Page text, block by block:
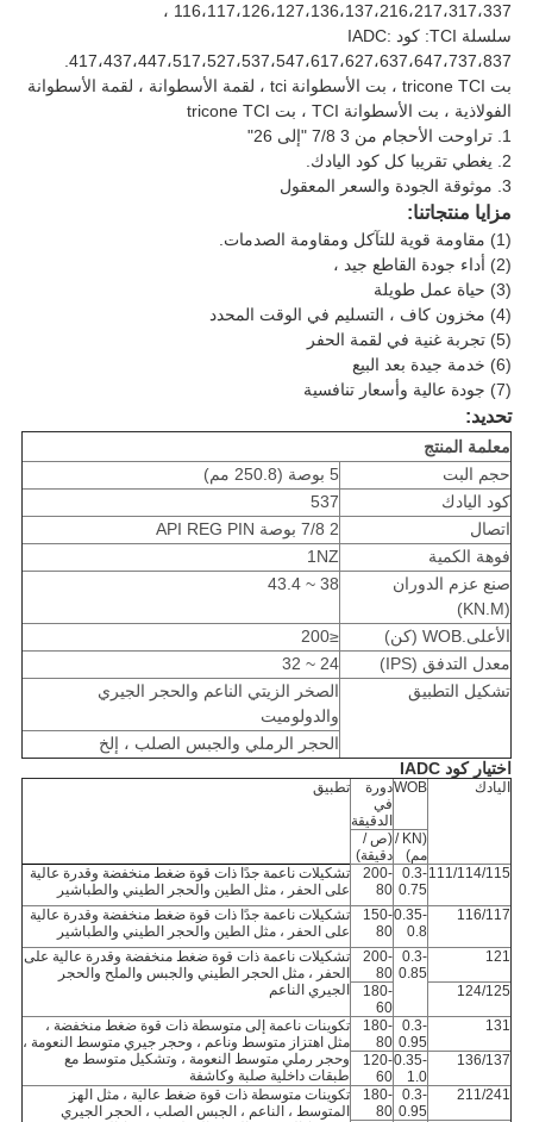
116،117،126،127،136،137،216،217،317،337 ،
سلسلة TCI: كود IADC:
417،437،447،517،527،537،547،617،627،637،647،737،837.
بت tricone TCI ، بت الأسطوانة tci ، لقمة الأسطوانة ، لقمة الأسطوانة
الفولاذية ، بت الأسطوانة TCI ، بت tricone TCI
1. تراوحت الأحجام من 3 7/8 "إلى 26"
2. يغطي تقريبا كل كود اليادك.
3. موثوقة الجودة والسعر المعقول
مزايا منتجاتنا:
(1) مقاومة قوية للتآكل ومقاومة الصدمات.
(2) أداء جودة القاطع جيد ،
(3) حياة عمل طويلة
(4) مخزون كاف ، التسليم في الوقت المحدد
(5) تجربة غنية في لقمة الحفر
(6) خدمة جيدة بعد البيع
(7) جودة عالية وأسعار تنافسية
تحديد:
معلمة المنتج
حجم البت
5 بوصة (250.8 مم)
كود اليادك
537
اتصال
2 7/8 بوصة API REG PIN
فوهة الكمية
1NZ
صنع عزم الدوران
(KN.M)
38 ~ 43.4
الأعلى.WOB (كن)
≤200
معدل التدفق (IPS)
24 ~ 32
تشكيل التطبيق
الصخر الزيتي الناعم والحجر الجيري
والدولوميت
الحجر الرملي والجبس الصلب ، إلخ
اختيار كود IADC
اليادك WOBدورة
في
الدقيقة
تطبيق
(KN /
مم)
(ص /
دقيقة)
111/114/115
0.3-
0.75
200-
80
تشكيلات ناعمة جدًا ذات قوة ضغط منخفضة وقدرة عالية
على الحفر ، مثل الطين والحجر الطيني والطباشير
116/117
0.35-
0.8
150-
80
تشكيلات ناعمة جدًا ذات قوة ضغط منخفضة وقدرة عالية
على الحفر ، مثل الطين والحجر الطيني والطباشير
121
0.3-
0.85
200-
80
تشكيلات ناعمة ذات قوة ضغط منخفضة وقدرة عالية على
الحفر ، مثل الحجر الطيني والجبس والملح والحجر
الجيري الناعم
124/125
180-
60
131
0.3-
0.95
180-
80
تكوينات ناعمة إلى متوسطة ذات قوة ضغط منخفضة ،
مثل اهتزاز متوسط ​​وناعم ، وحجر جيري متوسط ​​النعومة ،
وحجر رملي متوسط ​​النعومة ، وتشكيل متوسط ​​مع
طبقات داخلية صلبة وكاشفة
136/137
0.35-
1.0
120-
60
211/241
0.3-
0.95
180-
80
تكوينات متوسطة ذات قوة ضغط عالية ، مثل الهز
المتوسط ​​، الناعم ، الجبس الصلب ، الحجر الجيري